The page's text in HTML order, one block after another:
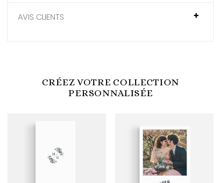
AVIS CLIENTS
CRÉEZ VOTRE COLLECTION
PERSONNALISÉE